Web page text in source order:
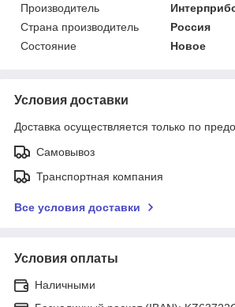
Производитель
Страна производитель
Россия
Состояние
Новое
Условия доставки
Доставка осуществляется только по
Самовывоз
Транспортная компания
Все условия доставки
Условия оплаты
Наличными